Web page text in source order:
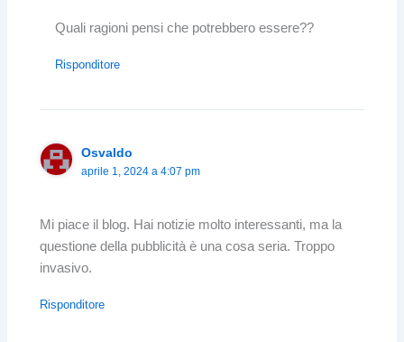
Quali ragioni pensi che potrebbero essere??
Risponditore
Osvaldo
aprile 1, 2024 a 4:07 pm
Mi piace il blog. Hai notizie molto interessanti, ma la
questione della pubblicità è una cosa seria. Troppo
invasivo.
Risponditore